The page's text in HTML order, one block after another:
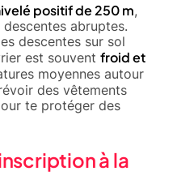
positif de 250 m,
abruptes.
descentes sur sol
est souvent froid et
moyennes autour
des vêtements
te protéger des
à la